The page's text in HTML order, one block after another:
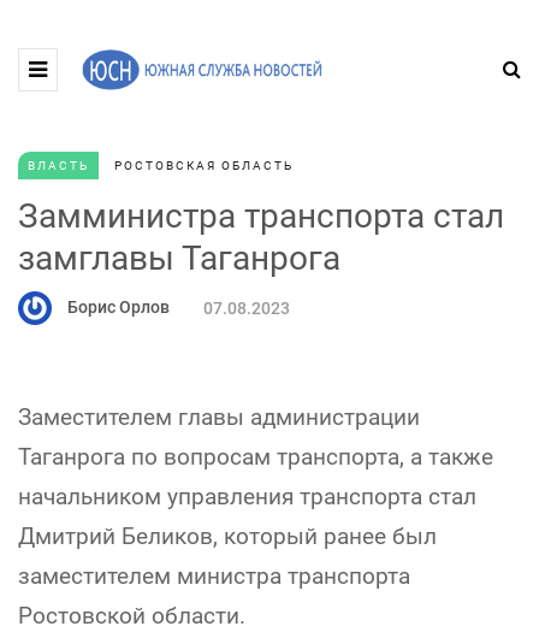
ВЛАСТЬ РОСТОВСКАЯ ОБЛАСТЬ
Замминистра транспорта стал
замглавы Таганрога
Борис Орлов 07.08.2023
Заместителем главы администрации
Таганрога по вопросам транспорта, а также
начальником управления транспорта стал
Дмитрий Беликов, который ранее был
заместителем министра транспорта
Ростовской области.